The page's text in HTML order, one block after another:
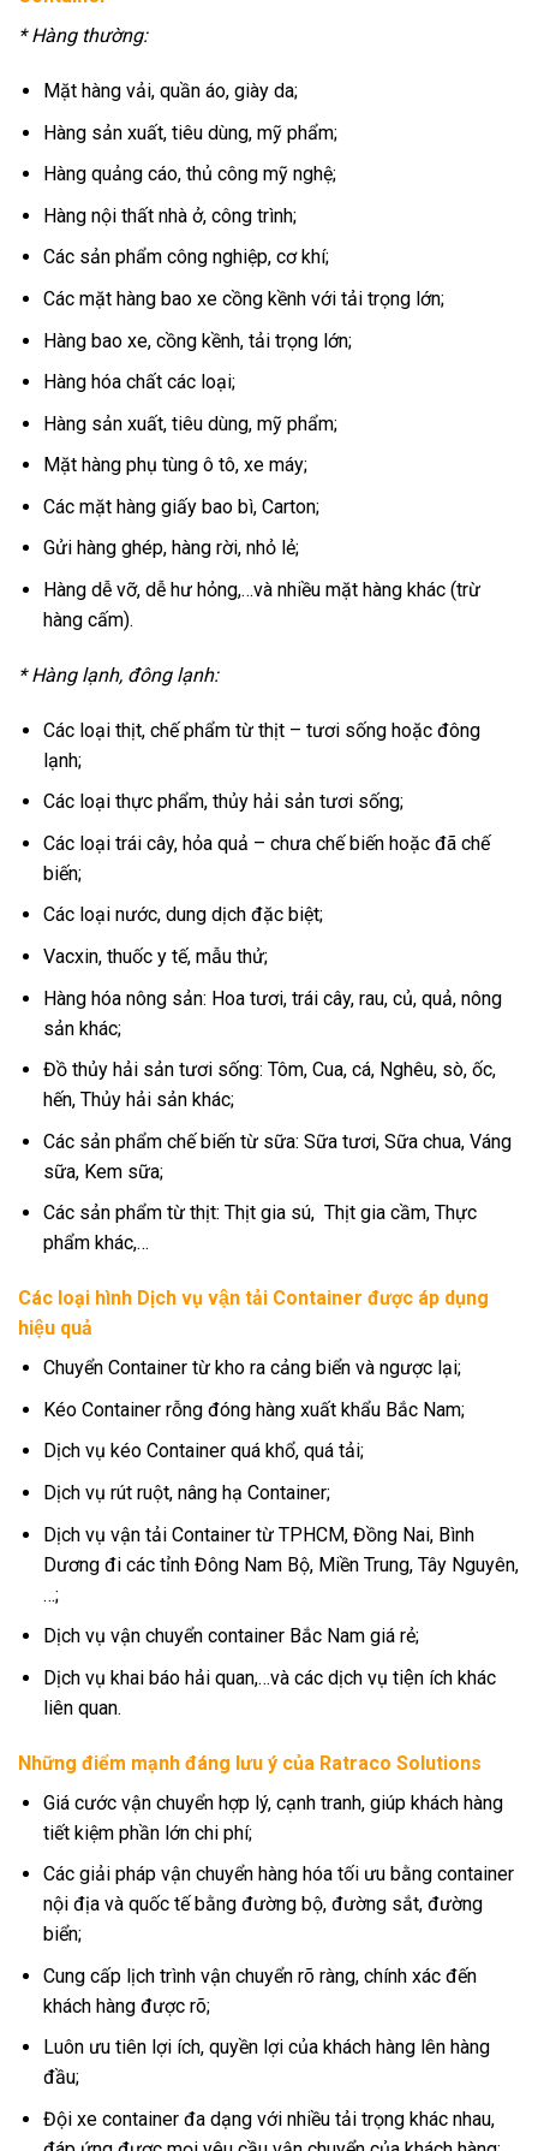
* Hàng thường:
Mặt hàng vải, quần áo, giày da;
Hàng sản xuất, tiêu dùng, mỹ phẩm;
Hàng quảng cáo, thủ công mỹ nghệ;
Hàng nội thất nhà ở, công trình;
Các sản phẩm công nghiệp, cơ khí;
Các mặt hàng bao xe cồng kềnh với tải trọng lớn;
Hàng bao xe, cồng kềnh, tải trọng lớn;
Hàng hóa chất các loại;
Hàng sản xuất, tiêu dùng, mỹ phẩm;
Mặt hàng phụ tùng ô tô, xe máy;
Các mặt hàng giấy bao bì, Carton;
Gửi hàng ghép, hàng rời, nhỏ lẻ;
Hàng dễ vỡ, dễ hư hỏng,…và nhiều mặt hàng khác (trừ
hàng cấm).
* Hàng lạnh, đông lạnh:
Các loại thịt, chế phẩm từ thịt – tươi sống hoặc đông
lạnh;
Các loại thực phẩm, thủy hải sản tươi sống;
Các loại trái cây, hỏa quả – chưa chế biến hoặc đã chế
biến;
Các loại nước, dung dịch đặc biệt;
Vacxin, thuốc y tế, mẫu thử;
Hàng hóa nông sản: Hoa tươi, trái cây, rau, củ, quả, nông
sản khác;
Đồ thủy hải sản tươi sống: Tôm, Cua, cá, Nghêu, sò, ốc,
hến, Thủy hải sản khác;
Các sản phẩm chế biến từ sữa: Sữa tươi, Sữa chua, Váng
sữa, Kem sữa;
Các sản phẩm từ thịt: Thịt gia sú, Thịt gia cầm, Thực
phẩm khác,…
Các loại hình Dịch vụ vận tải Container được áp dụng
hiệu quả
Chuyển Container từ kho ra cảng biển và ngược lại;
Kéo Container rỗng đóng hàng xuất khẩu Bắc Nam;
Dịch vụ kéo Container quá khổ, quá tải;
Dịch vụ rút ruột, nâng hạ Container;
Dịch vụ vận tải Container từ TPHCM, Đồng Nai, Bình
Dương đi các tỉnh Đông Nam Bộ, Miền Trung, Tây Nguyên,
…;
Dịch vụ vận chuyển container Bắc Nam giá rẻ;
Dịch vụ khai báo hải quan,…và các dịch vụ tiện ích khác
liên quan.
Những điểm mạnh đáng lưu ý của Ratraco Solutions
Giá cước vận chuyển hợp lý, cạnh tranh, giúp khách hàng
tiết kiệm phần lớn chi phí;
Các giải pháp vận chuyển hàng hóa tối ưu bằng container
nội địa và quốc tế bằng đường bộ, đường sắt, đường
biển;
Cung cấp lịch trình vận chuyển rõ ràng, chính xác đến
khách hàng được rõ;
Luôn ưu tiên lợi ích, quyền lợi của khách hàng lên hàng
đầu;
Đội xe container đa dạng với nhiều tải trọng khác nhau,